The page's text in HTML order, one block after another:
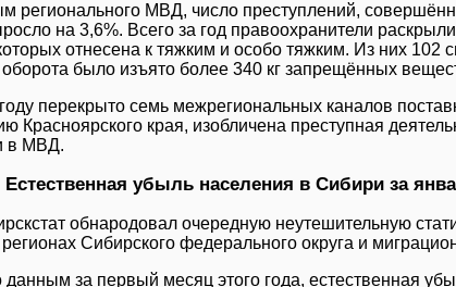
регионального МВД, число преступлений,
на 3,6%. Всего за год правоохранители
отнесена к тяжким и особо тяжким. Из них 102
оборота было изъято более 340 кг запрещённых
перекрыто семь межрегиональных каналов
Красноярского края, изобличена преступная
в МВД.
Естественная убыль населения в Сибири за
обнародовал очередную неутешительную
Сибирского федерального округа и
данным за первый месяц этого года, естественная